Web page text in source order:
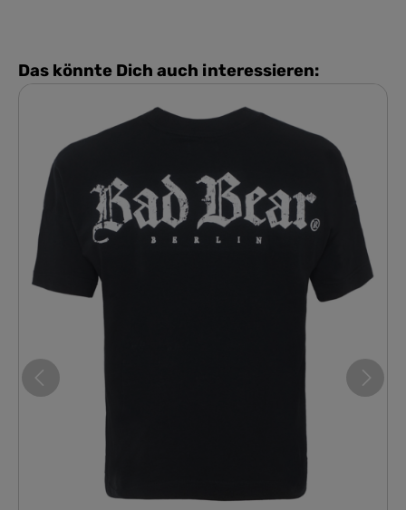
Das könnte Dich auch interessieren: